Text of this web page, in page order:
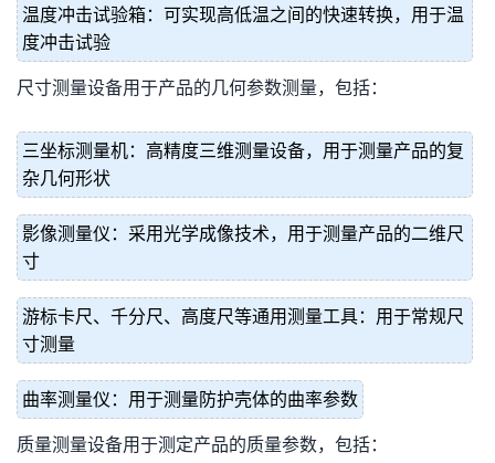
温度冲击试验箱：可实现高低温之间的快速转换，用于温
度冲击试验
尺寸测量设备用于产品的几何参数测量，包括：
三坐标测量机：高精度三维测量设备，用于测量产品的复
杂几何形状
影像测量仪：采用光学成像技术，用于测量产品的二维尺
寸
游标卡尺、千分尺、高度尺等通用测量工具：用于常规尺
寸测量
曲率测量仪：用于测量防护壳体的曲率参数
质量测量设备用于测定产品的质量参数，包括：